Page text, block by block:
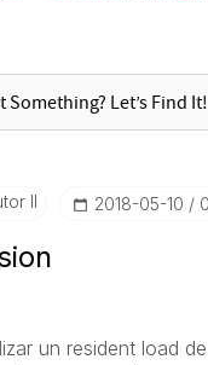
II ‎2018-05-10
un resident load